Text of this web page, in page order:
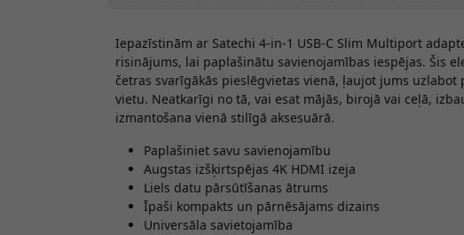
Iepazīstinām ar Satechi 4-in-1 USB-C Slim Multiport
risinājums, lai paplašinātu savienojamības iespējas. Šis
četras svarīgākās pieslēgvietas vienā, ļaujot jums
vietu. Neatkarīgi no tā, vai esat mājās, birojā vai ceļā,
izmantošana vienā stilīgā aksesuārā.
Paplašiniet savu savienojamību
Augstas izšķirtspējas 4K HDMI izeja
Liels datu pārsūtīšanas ātrums
Īpaši kompakts un pārnēsājams dizains
Universāla savietojamība